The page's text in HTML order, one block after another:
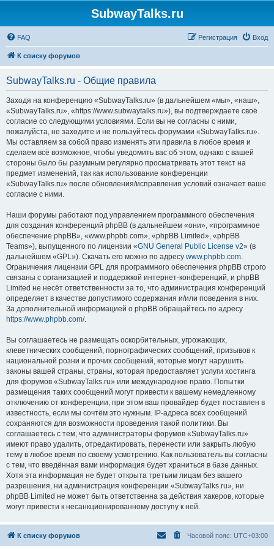
SubwayTalks.ru
FAQ Вход
Регистрация
К списку форумов
SubwayTalks.ru - Общие правила
Заходя на конференцию «SubwayTalks.ru» (в дальнейшем «мы», «наш»,
«SubwayTalks.ru», «https://www.subwaytalks.ru»), вы подтверждаете своё
согласие со следующими условиями. Если вы не согласны с ними,
пожалуйста, не заходите и не пользуйтесь форумами «SubwayTalks.ru».
Мы оставляем за собой право изменять эти правила в любое время и
сделаем всё возможное, чтобы уведомить вас об этом, однако с вашей
стороны было бы разумным регулярно просматривать этот текст на
предмет изменений, так как использование конференции
«SubwayTalks.ru» после обновления/исправления условий означает ваше
согласие с ними.
Наши форумы работают под управлением программного обеспечения
для создания конференций phpBB (в дальнейшем «они», «программное
обеспечение phpBB», «www.phpbb.com», «phpBB Limited», «phpBB
Teams»), выпущенного по лицензии «GNU General Public License v2» (в
дальнейшем «GPL»). Скачать его можно по адресу www.phpbb.com.
Ограничения лицензии GPL для программного обеспечения phpBB строго
связаны с организацией и поддержкой интернет-конференций, и phpBB
Limited не несёт ответственности за то, что администрация конференций
определяет в качестве допустимого содержания и/или поведения в них.
За дополнительной информацией о phpBB обращайтесь по адресу
https://www.phpbb.com/.
Вы соглашаетесь не размещать оскорбительных, угрожающих,
клеветнических сообщений, порнографических сообщений, призывов к
национальной розни и прочих сообщений, которые могут нарушить
законы вашей страны, страны, которая предоставляет услуги хостинга
для форумов «SubwayTalks.ru» или международное право. Попытки
размещения таких сообщений могут привести к вашему немедленному
отключению от конференции, при этом ваш провайдер будет поставлен в
известность, если мы сочтём это нужным. IP-адреса всех сообщений
сохраняются для возможности проведения такой политики. Вы
соглашаетесь с тем, что администраторы форумов «SubwayTalks.ru»
имеют право удалить, отредактировать, перенести или закрыть любую
тему в любое время по своему усмотрению. Как пользователь вы согласны
с тем, что введённая вами информация будет храниться в базе данных.
Хотя эта информация не будет открыта третьим лицам без вашего
разрешения, ни администрация конференции «SubwayTalks.ru», ни
phpBB Limited не может быть ответственна за действия хакеров, которые
могут привести к несанкционированному доступу к ней.
К списку форумов Часовой пояс: UTC+03:00